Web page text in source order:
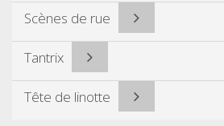
Scènes de rue
Tantrix
Tête de linotte